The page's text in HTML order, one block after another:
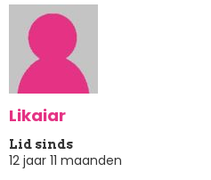
Likaiar
Lid sinds
12 jaar 11 maanden